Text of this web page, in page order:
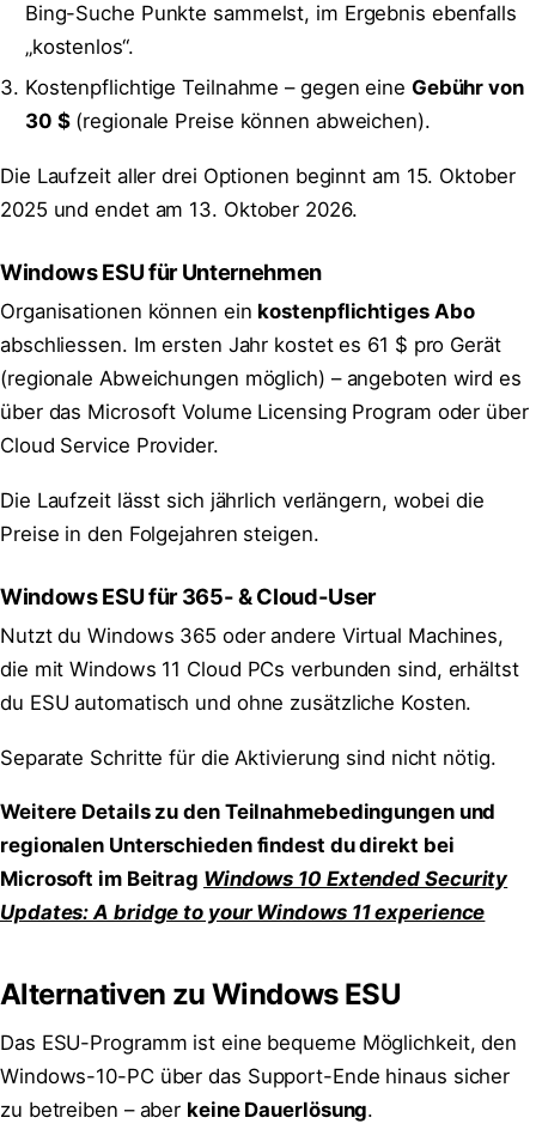
Bing-Suche Punkte sammelst, im Ergebnis ebenfalls
„kostenlos“.
Kostenpflichtige Teilnahme – gegen eine Gebühr von
30 $(regionale Preise können abweichen).
Die Laufzeit aller drei Optionen beginnt am 15. Oktober
2025 und endet am 13. Oktober 2026.
Windows ESU für Unternehmen
Organisationen können ein kostenpflichtiges Abo
abschliessen. Im ersten Jahr kostet es 61 $ pro Gerät
(regionale Abweichungen möglich) – angeboten wird es
über das Microsoft Volume Licensing Program oder über
Cloud Service Provider.
Die Laufzeit lässt sich jährlich verlängern, wobei die
Preise in den Folgejahren steigen.
Windows ESU für 365- & Cloud-User
Nutzt du Windows 365 oder andere Virtual Machines,
die mit Windows 11 Cloud PCs verbunden sind, erhältst
du ESU automatisch und ohne zusätzliche Kosten.
Separate Schritte für die Aktivierung sind nicht nötig.
Weitere Details zu den Teilnahmebedingungen und
regionalen Unterschieden findest du direkt bei
Microsoft im Beitrag Windows 10 Extended Security
Updates: A bridge to your Windows 11 experience
Alternativen zu Windows ESU
Das ESU-Programm ist eine bequeme Möglichkeit, den
Windows-10-PC über das Support-Ende hinaus sicher
zu betreiben – aber keine Dauerlösung.